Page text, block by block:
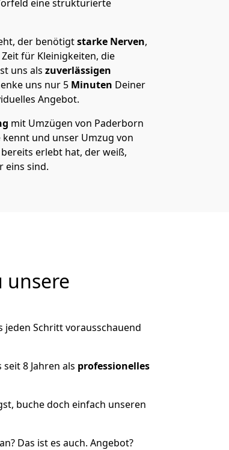
eine strukturierte
der benötigtstarke Nerven,
für Kleinigkeiten, die
uns als zuverlässigen
uns nur 5 Minuten Deiner
Angebot.
mit Umzügen von Paderborn
und unser Umzug von
erlebt hat, der weiß,
eins sind.
unsere
Schritt vorausschauend
8 Jahren als professionelles
buche doch einfach unseren
Das ist es auch. Angebot?